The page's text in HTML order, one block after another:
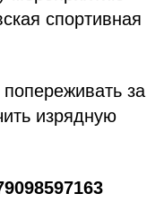
спортивная
за
изрядную